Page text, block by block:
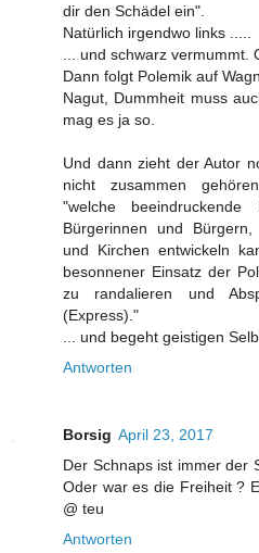
dir den Schädel ein".
Natürlich irgendwo links .....
... und schwarz vermummt.
Dann folgt Polemik auf
Nagut, Dummheit muss
mag es ja so.
Und dann zieht der Autor
nicht zusammen
"welche
Bürgerinnen und
und Kirchen entwickeln
besonnener Einsatz der
zu randalieren und
(Express)."
... und begeht geistigen
Antworten
Borsig April 23, 2017
Der Schnaps ist immer der
Oder war es die Freiheit ?
@ teu
Antworten